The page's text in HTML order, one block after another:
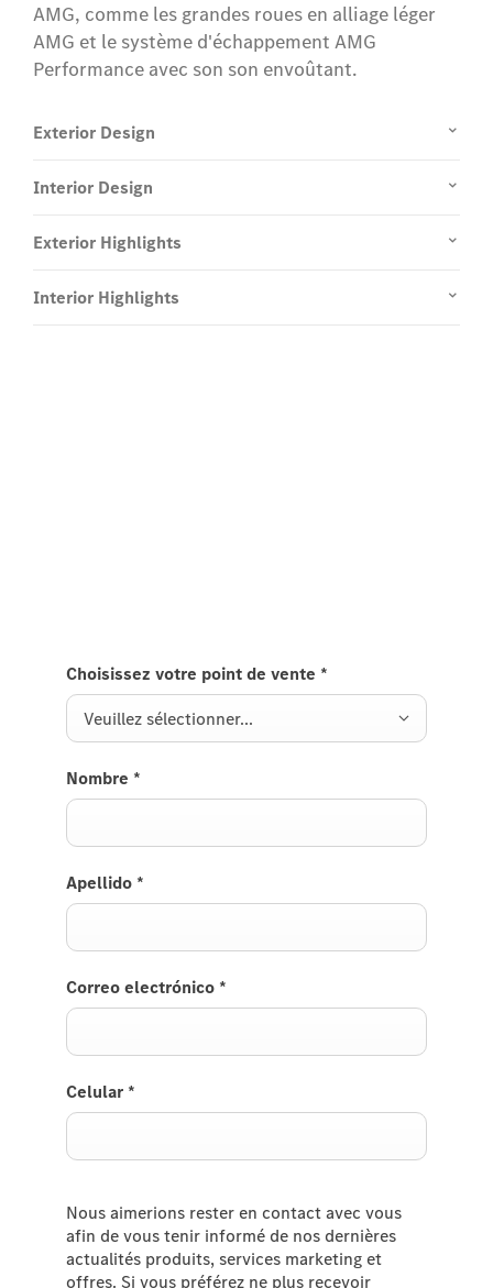
AMG, comme les grandes roues en alliage léger
AMG et le système d'échappement AMG
Performance avec son son envoûtant.
Exterior Design
Interior Design
Exterior Highlights
Interior Highlights
Choisissez votre point de vente *
Veuillez sélectionner...
Nombre *
Apellido *
Correo electrónico *
Celular *
Nous aimerions rester en contact avec vous
afin de vous tenir informé de nos dernières
actualités produits, services marketing et
offres. Si vous préférez ne plus recevoir